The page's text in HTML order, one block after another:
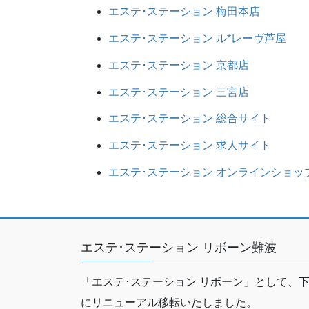
エステ･ステーション 梅田本店
エステ･ステーション ル*レーヴ芦屋
エステ･ステーション 京都店
エステ･ステーション 三宮店
エステ･ステーション 総合サイト
エステ･ステーション 求人サイト
エステ･ステーション オンラインショッ
エステ･ステーション リボーン難波
「エステ･ステーション リボーン」として、
にリニューアル移転いたしました。